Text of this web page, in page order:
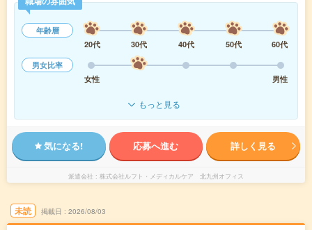
年齢層
20代
30代 40代 50代
60代
男女比率
女性
男性
もっと見る
気になる! 応募へ進む 詳しく見る
派遣会社 株式会社ルフト・メディカルケア 北九州オフィス
未読 掲載日 2026/08/03